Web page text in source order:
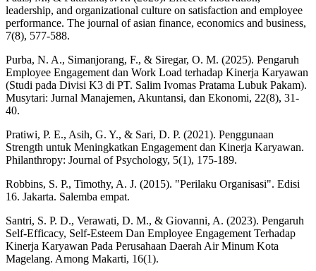
leadership, and organizational culture on satisfaction and employee
performance. The journal of asian finance, economics and business,
7(8), 577-588.
Purba, N. A., Simanjorang, F., & Siregar, O. M. (2025). Pengaruh
Employee Engagement dan Work Load terhadap Kinerja Karyawan
(Studi pada Divisi K3 di PT. Salim Ivomas Pratama Lubuk Pakam).
Musytari: Jurnal Manajemen, Akuntansi, dan Ekonomi, 22(8), 31-
40.
Pratiwi, P. E., Asih, G. Y., & Sari, D. P. (2021). Penggunaan
Strength untuk Meningkatkan Engagement dan Kinerja Karyawan.
Philanthropy: Journal of Psychology, 5(1), 175-189.
Robbins, S. P., Timothy, A. J. (2015). "Perilaku Organisasi". Edisi
16. Jakarta. Salemba empat.
Santri, S. P. D., Verawati, D. M., & Giovanni, A. (2023). Pengaruh
Self-Efficacy, Self-Esteem Dan Employee Engagement Terhadap
Kinerja Karyawan Pada Perusahaan Daerah Air Minum Kota
Magelang. Among Makarti, 16(1).